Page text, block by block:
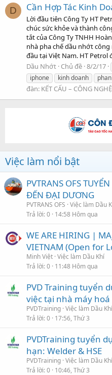
D Cần Hợp Tác Kinh
Lời đầu tiên Công Ty HT
chúc sức khỏe và thành
tắt của Công Ty TNHH
nhà pha chế dầu nhớt
đầu tại Việt Nam. HT
Dầu Nhớt Chủ đề 8/2/17
iphone
kinh doanh
đàn: KẾT CẤU – CÔNG NGHỆ
Việc làm nổi bật
PVTRANS OFS
ĐẾN ĐẠI DƯƠNG
PVTRANS OFS Việc làm Dầu
Trả lời 0 14:58 Hôm qua
WE ARE HIRING |
VIETNAM (Open for
Minh Việt Việc làm Dầu Khí
Trả lời 0 11:48 Hôm qua
PVD Training tuyển
việc tại nhà máy hoá
PVDTraining Việc làm Dầu Khí
Trả lời 0 17:56, Thứ 3
PVDTraining tuyển
hạn: Welder & HSE
PVDTraining Việc làm Dầu Khí
Trả lời 0 10:46, Thứ 3